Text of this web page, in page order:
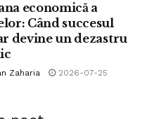
economică a
Când succesul
devine un dezastru
Zaharia 2026-07-25